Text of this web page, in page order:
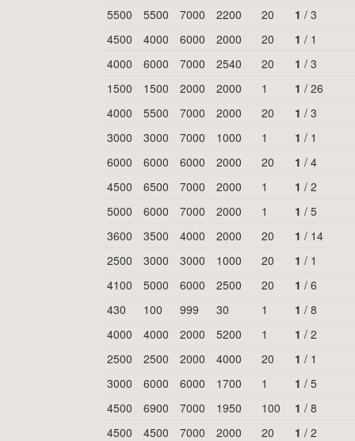
5500
5500 7000 2200 20 1 / 3
4500
4000 6000 2000 20 1 / 1
4000
6000 7000 2540 20 1 / 3
1500
1500 2000 2000 1 1 / 26
4000
5500 7000 2000 20 1 / 3
3000
3000 7000 1000 1 1 / 1
6000
6000 6000 2000 20 1 / 4
4500
6500 7000 2000 1 1 / 2
5000
6000 7000 2000 1 1 / 5
3600
3500 4000 2000 20 1 / 14
2500
3000 3000 1000 20 1 / 1
4100
5000 6000 2500 20 1 / 6
430
100 999 30 1 1 / 8
4000
4000 2000 5200 1 1 / 2
2500
2500 2000 4000 20 1 / 1
3000
6000 6000 1700 1 1 / 5
4500
6900 7000 1950 100 1 / 8
4500
4500 7000 2000 20 1 / 2